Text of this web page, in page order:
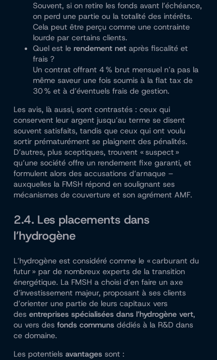
Souvent, si on retire les fonds avant l’échéance,
on perd une partie ou la totalité des intérêts.
Cela peut être perçu comme une contrainte
lourde par certains clients.
Quel est le rendement net après fiscalité et
frais ?
Un contrat offrant 4 % brut mensuel n’a pas la
même saveur une fois soumis à la flat tax de
30 % et à d’éventuels frais de gestion.
Les avis, là aussi, sont contrastés : ceux qui
conservent leur argent jusqu’au terme se disent
souvent satisfaits, tandis que ceux qui ont voulu
sortir prématurément se plaignent des pénalités.
D’autres, plus sceptiques, trouvent « suspect »
qu’une société offre un rendement fixe garanti, et
formulent alors des accusations d’arnaque –
auxquelles la FMSH répond en soulignant ses
mécanismes de couverture et son agrément AMF.
2.4. Les placements dans
l’hydrogène
L’hydrogène est considéré comme le « carburant du
futur » par de nombreux experts de la transition
énergétique. La FMSH a choisi d’en faire un axe
d’investissement majeur, proposant à ses clients
d’orienter une partie de leurs capitaux vers
des entreprises spécialisées dans l’hydrogène vert,
ou vers des fonds communs dédiés à la R&D dans
ce domaine.
Les potentiels avantages sont :